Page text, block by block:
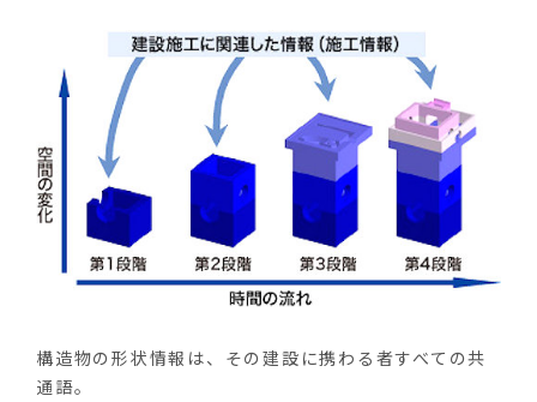
構造物の形状情報は、その建設に携わる者すべての共
通語。